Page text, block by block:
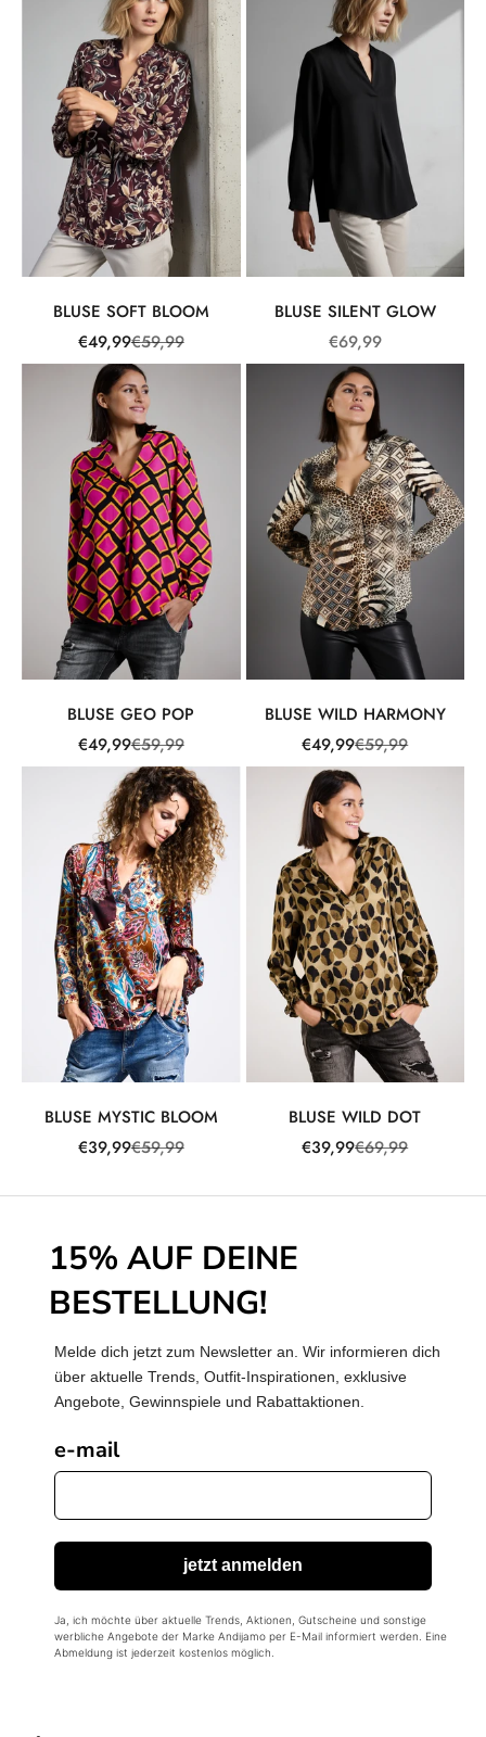
BLUSE SOFT BLOOM
Angebot
€49,99Regulärer Preis
€59,99
BLUSE SILENT GLOW
Angebot
€69,99
BLUSE GEO POP
Angebot
€49,99Regulärer Preis
€59,99
BLUSE WILD HARMONY
Angebot
€49,99Regulärer Preis
€59,99
BLUSE MYSTIC BLOOM
Angebot
€39,99Regulärer Preis
€59,99
BLUSE WILD DOT
Angebot
€39,99Regulärer Preis
€69,99
15% AUF DEINE
BESTELLUNG!
Melde dich jetzt zum Newsletter an. Wir informieren dich
über aktuelle Trends, Outfit-Inspirationen, exklusive
Angebote, Gewinnspiele und Rabattaktionen.
e-mail
jetzt anmelden
Ja, ich möchte über aktuelle Trends, Aktionen, Gutscheine und sonstige
werbliche Angebote der Marke Andijamo per E-Mail informiert werden. Eine
Abmeldung ist jederzeit kostenlos möglich.